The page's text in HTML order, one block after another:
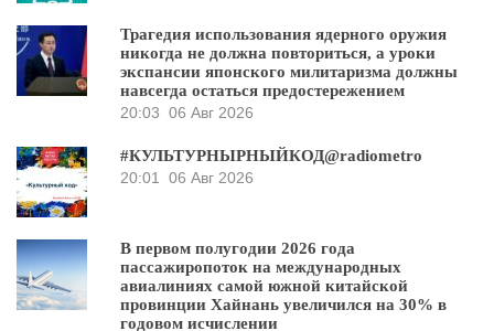
Трагедия использования ядерного оружия
никогда не должна повториться, а уроки
экспансии японского милитаризма должны
навсегда остаться предостережением
20:03 06 Авг 2026
#КУЛЬТУРНЫРНЫЙКОД@radiometro
20:01
06 Авг 2026
В первом полугодии 2026 года
пассажиропоток на международных
авиалиниях самой южной китайской
провинции Хайнань увеличился на 30% в
годовом исчислении